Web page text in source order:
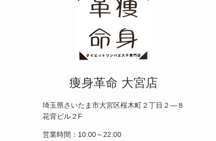
痩身革命 大宮店
埼玉県さいたま市大宮区桜木町２丁目２―８
花背ビル２F
営業時間：10:00～22:00